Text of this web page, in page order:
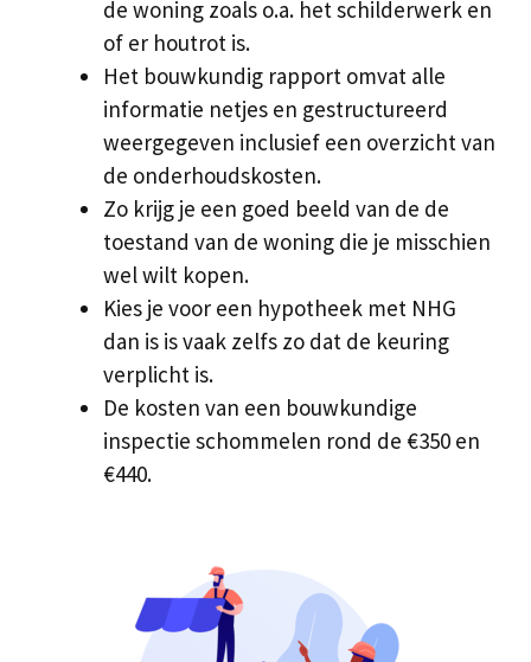
de woning zoals o.a. het schilderwerk en
of er houtrot is.
Het bouwkundig rapport omvat alle
informatie netjes en gestructureerd
weergegeven inclusief een overzicht van
de onderhoudskosten.
Zo krijg je een goed beeld van de de
toestand van de woning die je misschien
wel wilt kopen.
Kies je voor een hypotheek met NHG
dan is is vaak zelfs zo dat de keuring
verplicht is.
De kosten van een bouwkundige
inspectie schommelen rond de €350 en
€440.